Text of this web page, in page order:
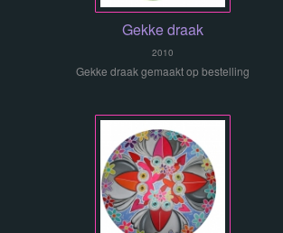
Gekke draak
2010
Gekke draak gemaakt op bestelling